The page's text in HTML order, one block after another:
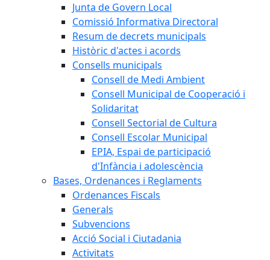
Junta de Govern Local
Comissió Informativa Directoral
Resum de decrets municipals
Històric d'actes i acords
Consells municipals
Consell de Medi Ambient
Consell Municipal de Cooperació i
Solidaritat
Consell Sectorial de Cultura
Consell Escolar Municipal
EPIA, Espai de participació
d'Infància i adolescència
Bases, Ordenances i Reglaments
Ordenances Fiscals
Generals
Subvencions
Acció Social i Ciutadania
Activitats